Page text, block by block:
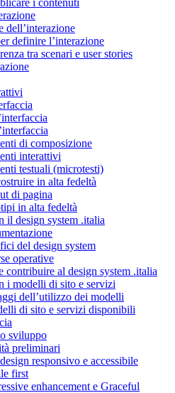
i contenuti
dell’interazione
definire l’interazione
tra scenari e user stories
di composizione
interattivi
testuali (microtesti)
in alta fedeltà
di pagina
in alta fedeltà
il design system .italia
del design system
operative
contribuire al design system .italia
i modelli di sito e servizi
dell’utilizzo dei modelli
di sito e servizi disponibili
sviluppo
preliminari
responsivo e accessibile
first
enhancement e Graceful